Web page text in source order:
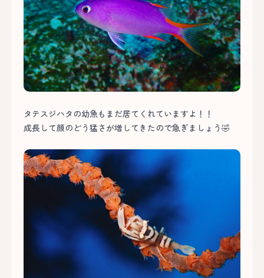
タテスジハタの幼魚もまだ居てくれていますよ！！
成長して顔のどう猛さが増してきたので急ぎましょう🤣